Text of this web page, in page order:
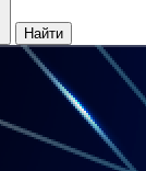
Найти